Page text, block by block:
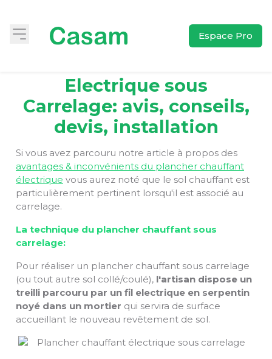
Espace Pro
Electrique sous
Carrelage: avis, conseils,
devis, installation
Si vous avez parcouru notre article à propos des
avantages & inconvénients du plancher chauffant
électrique vous aurez noté que le sol chauffant est
particulièrement pertinent lorsqu'il est associé au
carrelage.
La technique du plancher chauffant sous
carrelage:
Pour réaliser un plancher chauffant sous carrelage
(ou tout autre sol collé/coulé), l'artisan dispose un
treilli parcouru par un fil electrique en serpentin
noyé dans un mortier qui servira de surface
accueillant le nouveau revêtement de sol.